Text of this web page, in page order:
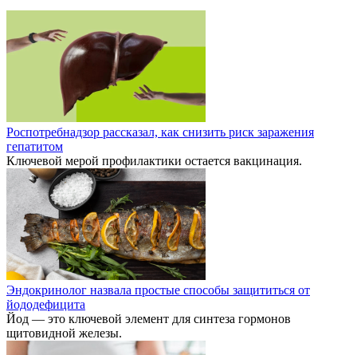
Роспотребнадзор рассказал, как снизить риск заражения
гепатитом
Ключевой мерой профилактики остается вакцинация.
Эндокринолог назвала простые способы защититься от
йододефицита
Йод — это ключевой элемент для синтеза гормонов
щитовидной железы.